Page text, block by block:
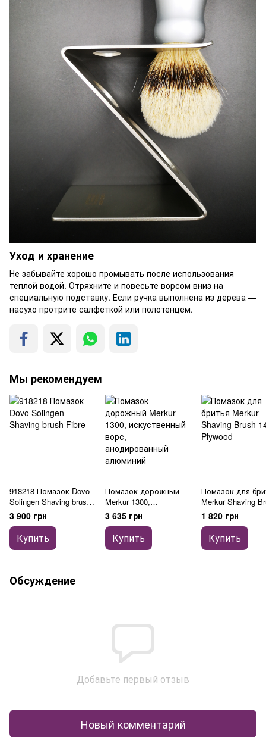
Уход и хранение
Не забывайте хорошо промывать после использования
теплой водой. Отряхните и повесьте ворсом вниз на
специальную подставку. Если ручка выполнена из дерева —
насухо протрите салфеткой или полотенцем.
Мы рекомендуем
918218 Помазок Dovo
Solingen Shaving brush
Fibre
3 900 грн
Купить
Помазок дорожный
Merkur 1300,
искуственный ворс,
анодированный
алюминий
3 635 грн
Купить
Помазок для
Merkur Shaving
1400 Plywood
1 820 грн
Купить
Обсуждение
Добавьте первый отзыв
Новый комментарий